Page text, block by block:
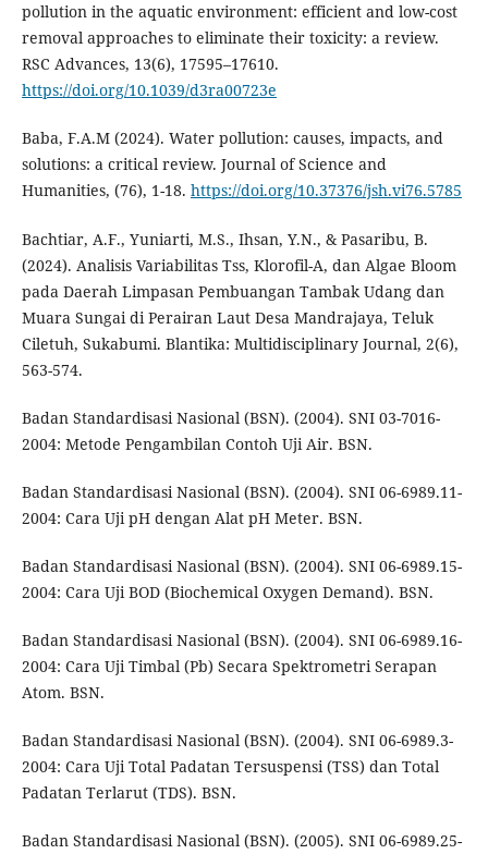
pollution in the aquatic environment: efficient and low-cost
removal approaches to eliminate their toxicity: a review.
RSC Advances, 13(6), 17595–17610.
https://doi.org/10.1039/d3ra00723e
Baba, F.A.M (2024). Water pollution: causes, impacts, and
solutions: a critical review. Journal of Science and
Humanities, (76), 1-18. https://doi.org/10.37376/jsh.vi76.5785
Bachtiar, A.F., Yuniarti, M.S., Ihsan, Y.N., & Pasaribu, B.
(2024). Analisis Variabilitas Tss, Klorofil-A, dan Algae Bloom
pada Daerah Limpasan Pembuangan Tambak Udang dan
Muara Sungai di Perairan Laut Desa Mandrajaya, Teluk
Ciletuh, Sukabumi. Blantika: Multidisciplinary Journal, 2(6),
563-574.
Badan Standardisasi Nasional (BSN). (2004). SNI 03-7016-
2004: Metode Pengambilan Contoh Uji Air. BSN.
Badan Standardisasi Nasional (BSN). (2004). SNI 06-6989.11-
2004: Cara Uji pH dengan Alat pH Meter. BSN.
Badan Standardisasi Nasional (BSN). (2004). SNI 06-6989.15-
2004: Cara Uji BOD (Biochemical Oxygen Demand). BSN.
Badan Standardisasi Nasional (BSN). (2004). SNI 06-6989.16-
2004: Cara Uji Timbal (Pb) Secara Spektrometri Serapan
Atom. BSN.
Badan Standardisasi Nasional (BSN). (2004). SNI 06-6989.3-
2004: Cara Uji Total Padatan Tersuspensi (TSS) dan Total
Padatan Terlarut (TDS). BSN.
Badan Standardisasi Nasional (BSN). (2005). SNI 06-6989.25-